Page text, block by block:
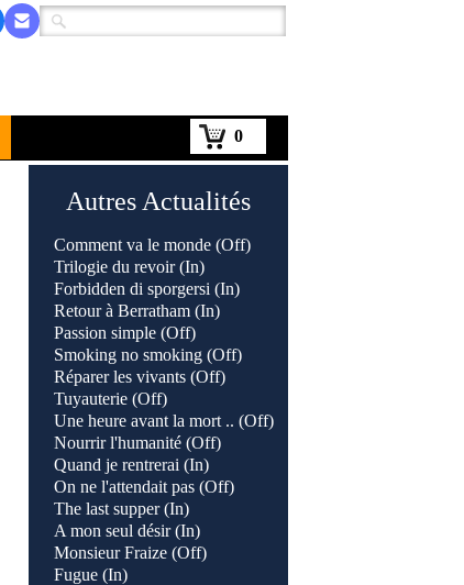
0
Autres Actualités
Comment va le monde (Off)
Trilogie du revoir (In)
Forbidden di sporgersi (In)
Retour à Berratham (In)
Passion simple (Off)
Smoking no smoking (Off)
Réparer les vivants (Off)
Tuyauterie (Off)
Une heure avant la mort .. (Off)
Nourrir l'humanité (Off)
Quand je rentrerai (In)
On ne l'attendait pas (Off)
The last supper (In)
A mon seul désir (In)
Monsieur Fraize (Off)
Fugue (In)